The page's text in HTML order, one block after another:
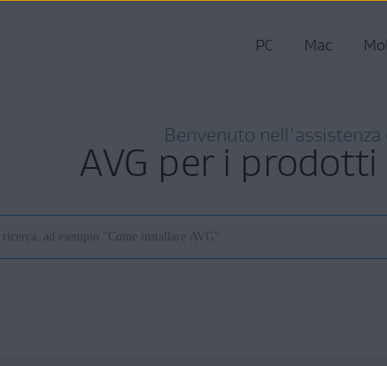
PC Mac
Benvenuto nell'assistenza
AVG per i prodotti